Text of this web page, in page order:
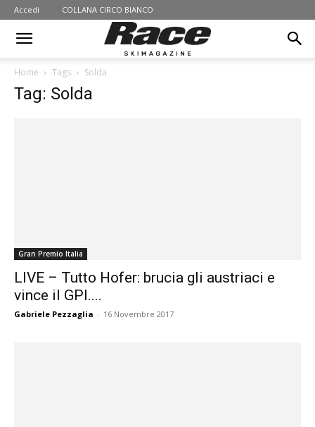
Accedi COLLANA CIRCO BIANCO
Home Tags Solda
Tag: Solda
Gran Premio Italia
LIVE – Tutto Hofer: brucia gli austriaci e
vince il GPI....
Gabriele Pezzaglia - 16 Novembre 2017